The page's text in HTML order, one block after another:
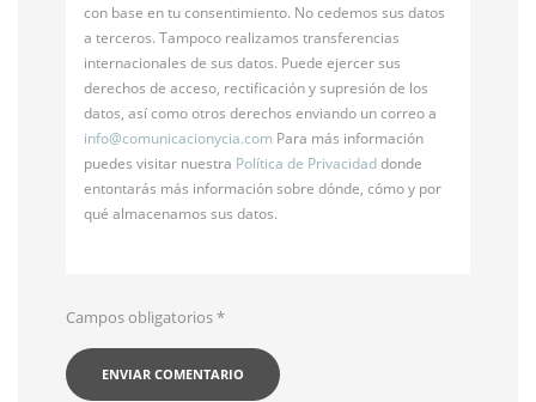
con base en tu consentimiento. No cedemos sus datos
a terceros. Tampoco realizamos transferencias
internacionales de sus datos. Puede ejercer sus
derechos de acceso, rectificación y supresión de los
datos, así como otros derechos enviando un correo a
info@comunicacionycia.com Para más información
puedes visitar nuestra Política de Privacidaddonde
entontarás más información sobre dónde, cómo y por
qué almacenamos sus datos.
Campos obligatorios*